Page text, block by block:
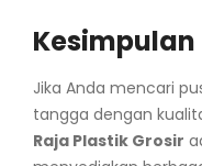
Kesimpulan
Jika Anda mencari
tangga dengan
Raja Plastik Grosir